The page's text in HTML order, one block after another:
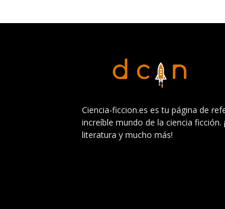
Ciencia-ficcion.es es tu página de
increíble mundo de la ciencia ficción.
literatura y mucho más!